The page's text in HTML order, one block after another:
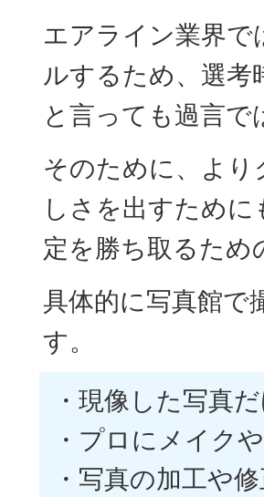
エアライン業界
ルするため、選考
と言っても過言
そのために、よ
しさを出すため
定を勝ち取るため
具体的に写真館で
す。
・現像した写真
・プロにメイク
・写真の加工や